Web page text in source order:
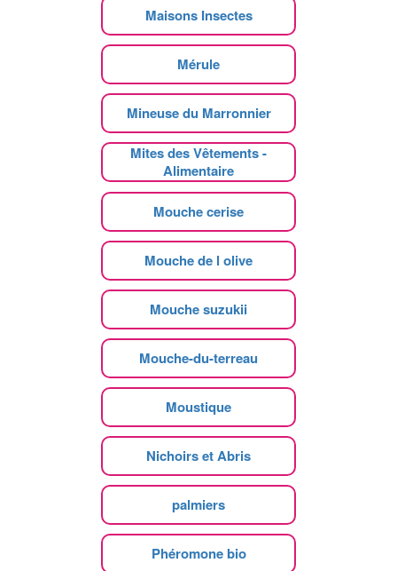
Maisons Insectes
Mérule
Mineuse du Marronnier
Mites des Vêtements -
Alimentaire
Mouche cerise
Mouche de l olive
Mouche suzukii
Mouche-du-terreau
Moustique
Nichoirs et Abris
palmiers
Phéromone bio